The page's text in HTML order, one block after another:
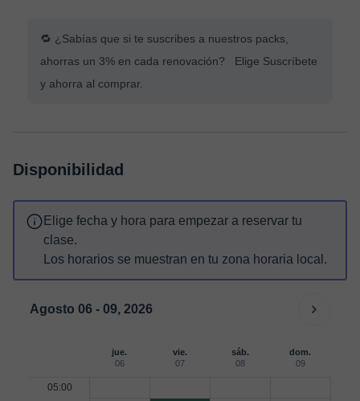
🔁 ¿Sabías que si te suscribes a nuestros packs,
ahorras un 3% en cada renovación? Elige Suscríbete
y ahorra al comprar.
Disponibilidad
Elige fecha y hora para empezar a reservar tu
clase.
Los horarios se muestran en tu zona horaria local.
Agosto 06 - 09, 2026
jue.
06
vie.
07
sáb.
08
dom.
09
05:00